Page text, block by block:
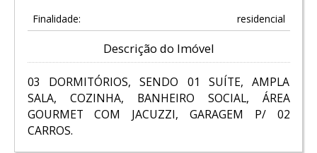
Finalidade: residencial
Descrição do Imóvel
03 DORMITÓRIOS, SENDO 01 SUÍTE, AMPLA
SALA, COZINHA, BANHEIRO SOCIAL, ÁREA
GOURMET COM JACUZZI, GARAGEM P/ 02
CARROS.